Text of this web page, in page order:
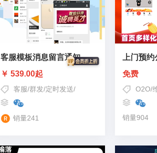
客服模板消息留言通知
￥ 539.00起
客服/群发/定时发送/ 公众号群发消
销量241
上门预
免费
O2O/
销量904